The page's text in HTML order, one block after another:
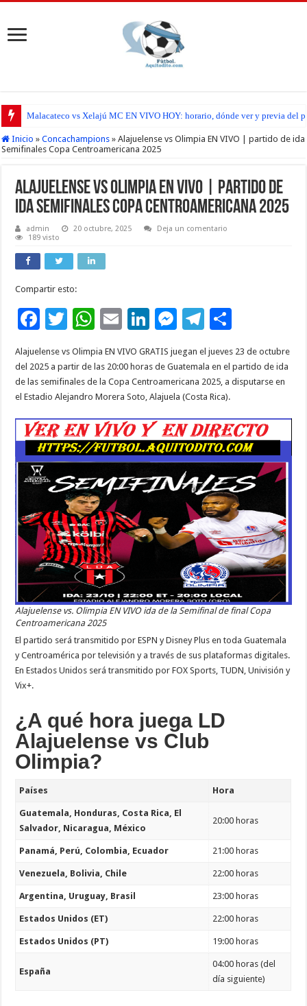
Malacateco vs Xelajú MC EN VIVO HOY: horario, dónde ver y previa del
Inicio » Concachampions » Alajuelense vs Olimpia EN VIVO | partido de ida
Semifinales Copa Centroamericana 2025
Alajuelense vs Olimpia EN VIVO | partido de
ida Semifinales Copa Centroamericana 2025
admin 20 octubre, 2025
Deja un comentario
189 visto
Compartir esto:
F
ac
e
b
o
o
k
T
wi
tt
er
W
h
at
sA
p
p
E
ai
l
Li
k
e
dI
n
M
se
n
g
er
T
el
e
gr
a
m
m
p
ti
r
Alajuelense vs Olimpia EN VIVO GRATIS juegan el jueves 23 de octubre
del 2025 a partir de las 20:00 horas de Guatemala en el partido de ida
de las semifinales de la Copa Centroamericana 2025, a disputarse en
el Estadio Alejandro Morera Soto, Alajuela (Costa Rica).
Alajuelense vs. Olimpia EN VIVO ida de la Semifinal de final Copa
Centroamericana 2025
El partido será transmitido por ESPN y Disney Plus en toda Guatemala
y Centroamérica por televisión y a través de sus plataformas digitales.
En Estados Unidos será transmitido por FOX Sports, TUDN, Univisión y
Vix+.
¿A qué hora juega LD
Alajuelense vs Club
Olimpia?
Países Hora
Guatemala, Honduras, Costa Rica, El
Salvador, Nicaragua, México
20:00 horas
Panamá, Perú, Colombia, Ecuador 21:00 horas
Venezuela, Bolivia, Chile 22:00 horas
Argentina, Uruguay, Brasil 23:00 horas
Estados Unidos (ET) 22:00 horas
Estados Unidos (PT) 19:00 horas
España
04:00 horas (del
día siguiente)